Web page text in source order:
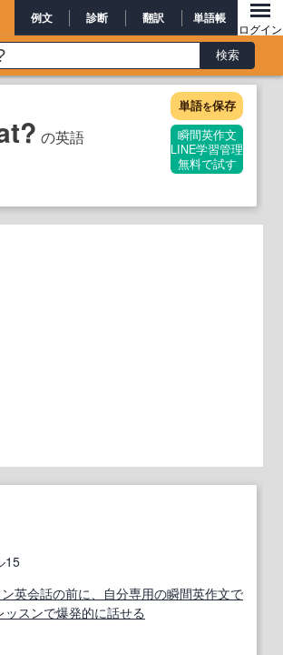
例文 診断 翻訳 単語帳
ログイン
の英語
単語を保存
瞬間英作文
LINE学習管理
無料で試す
15
英会話の前に、自分専用の瞬間英作文で
スンで爆発的に話せる